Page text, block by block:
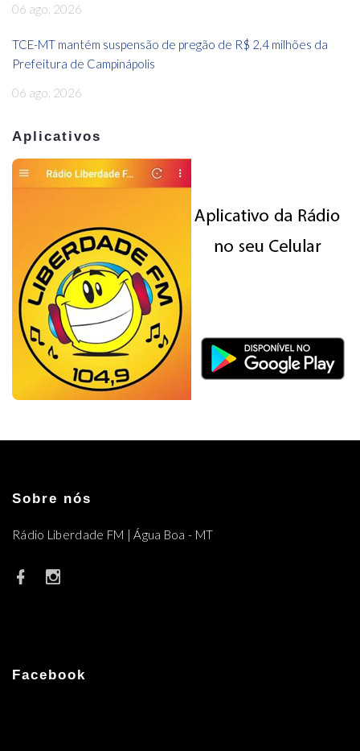
06 ago, 2026
TCE-MT mantém suspensão de pregão de R$ 2,4 milhões da
Prefeitura de Campinápolis
06 ago, 2026
Aplicativos
Sobre nós
Rádio Liberdade FM | Água Boa - MT
Facebook